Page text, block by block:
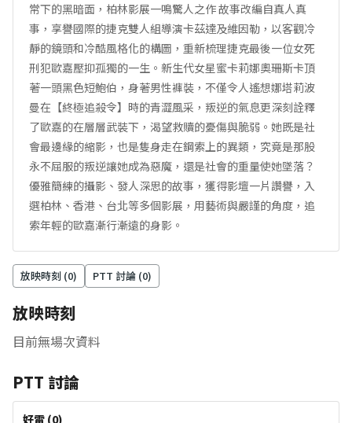
常下的黑暗面，柏林影展一鳴驚人之作 故事改編自真人真
事，享譽國際的捷克雙人組導演卡茲達及維因勒，以客觀冷
靜的鏡頭和冷酷風格化的構圖，重新梳理捷克最後一位女死
刑犯歐嘉壓抑孤獨的一生。新生代女星蜜卡莉娜奧珊斯卡頂
著一頭黑色短鮑伯，身著男性褲裝，不僅令人遙想娜塔莉波
曼在【終極追殺令】時的青澀風采，叛逆的氣息更深刻詮釋
了歐嘉的在層層武裝下，渴望救贖的憂傷與脆弱。她既是社
會最邊緣的縮影，也是隻身走在鋼索上的異類，究竟是那股
永不屈服的叛逆讓她成為惡魔，還是社會的重量使她墜落？
優雅簡練的攝影、發人深思的故事，獲得影壇一片讚譽，入
選柏林、香港、台北等多個影展，用藝術與嚴謹的角度，追
索年輕的歐嘉漸行漸遠的身影。
放映時刻 (0) PTT 討論 (0)
放映時刻
目前無場次資料
PTT 討論
好雷 (0)